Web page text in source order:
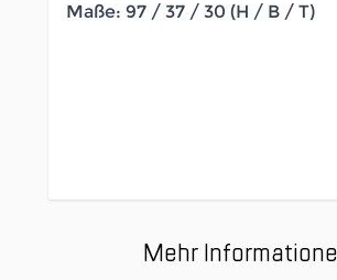
Maße: 97 / 37 / 30 (H / B / T)
Mehr